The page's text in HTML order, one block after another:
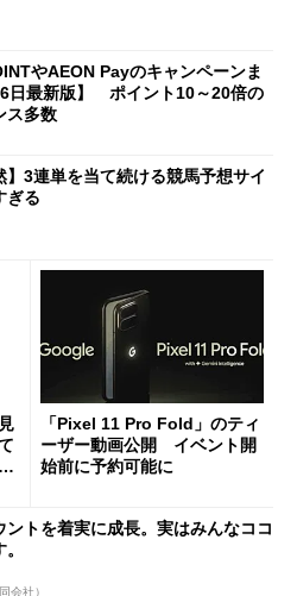
やAEON Payのキャンペーンま
6日最新版】 ポイント10～20倍の
ス多数
】3連単を当て続ける競馬予想サイ
ぎる
「Pixel 11 Pro Fold」のティ
ーザー動画公開 イベント開
始前に予約可能に
ントを着実に成長。実はみんなココ
会社）